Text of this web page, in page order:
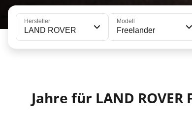
Hersteller
LAND ROVER
Modell
Freelander
Jahre für LAND